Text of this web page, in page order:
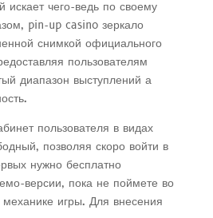
искает чего-ведь по своему
pin-up casino зеркало
снимкой официального
пользователям
диапазон выступлений а
пользователя в видах
позволяя скоро войти в
нужно бесплатно
версии, пока не поймете во
игры. Для внесения